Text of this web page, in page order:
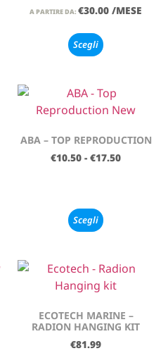
A PARTIRE DA: €30.00 /MESE
Scegli
ABA – TOP REPRODUCTION
€10.50 - €17.50
Scegli
ECOTECH MARINE –
RADION HANGING KIT
€81.99